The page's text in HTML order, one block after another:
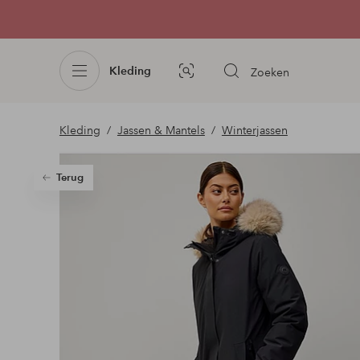
Kleding
Afbeelding
Zoeken
Kleding Jassen & Mantels Winterjassen
Terug